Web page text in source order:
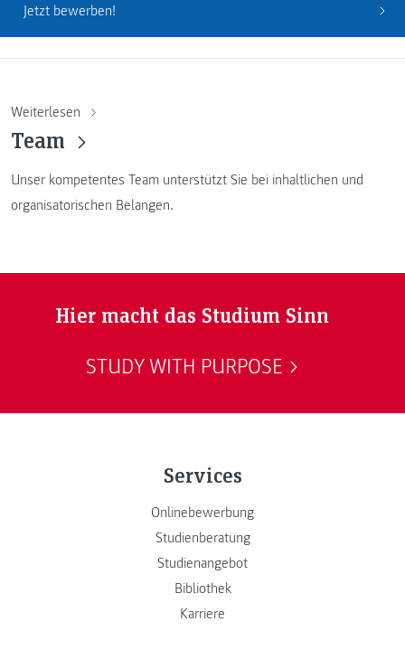
Jetzt bewerben!
Weiterlesen
Team
Unser kompetentes Team unterstützt Sie bei inhaltlichen und
organisatorischen Belangen.
Hier macht das Studium Sinn
STUDY WITH PURPOSE
Services
Onlinebewerbung
Studienberatung
Studienangebot
Bibliothek
Karriere